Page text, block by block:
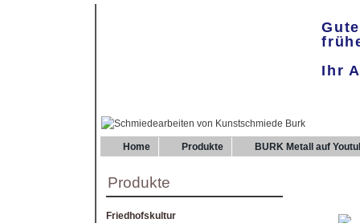
Ihr
Home Produkte BURK Metall auf
Produkte
Friedhofskultur